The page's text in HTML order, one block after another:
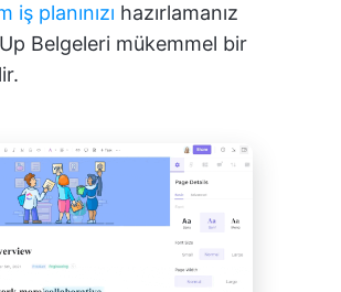
iş planınızı hazırlamanız
Belgeleri mükemmel bir